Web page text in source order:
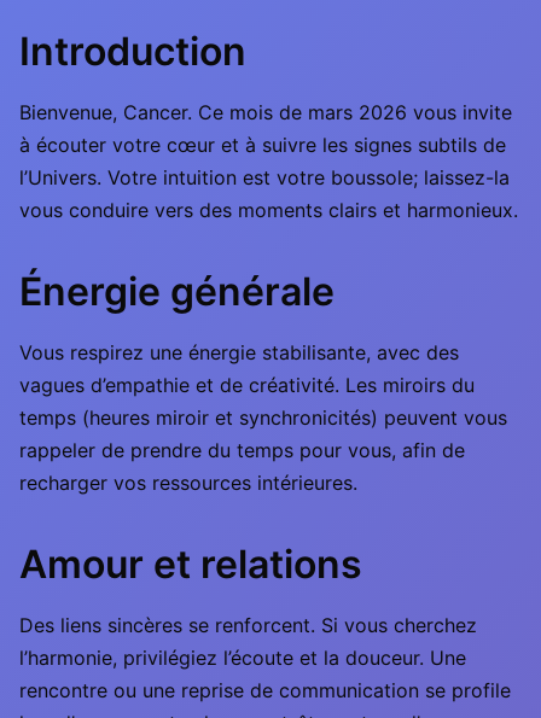
Introduction
Bienvenue, Cancer. Ce mois de mars 2026 vous invite
à écouter votre cœur et à suivre les signes subtils de
l’Univers. Votre intuition est votre boussole; laissez-la
vous conduire vers des moments clairs et harmonieux.
Énergie générale
Vous respirez une énergie stabilisante, avec des
vagues d’empathie et de créativité. Les miroirs du
temps (heures miroir et synchronicités) peuvent vous
rappeler de prendre du temps pour vous, afin de
recharger vos ressources intérieures.
Amour et relations
Des liens sincères se renforcent. Si vous cherchez
l’harmonie, privilégiez l’écoute et la douceur. Une
rencontre ou une reprise de communication se profile